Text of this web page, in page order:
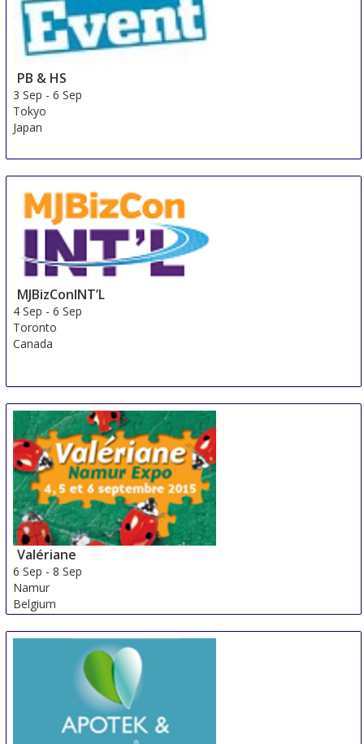
PB & HS
3 Sep -6 Sep
Tokyo
Japan
MJBizConINT’L
4 Sep -6 Sep
Toronto
Canada
Valériane
6 Sep -8 Sep
Namur
Belgium